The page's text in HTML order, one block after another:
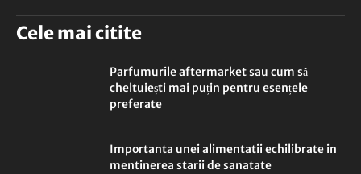
Cele mai citite
Parfumurile aftermarket sau cum să
cheltuiești mai puțin pentru esențele
preferate
Importanta unei alimentatii echilibrate in
mentinerea starii de sanatate